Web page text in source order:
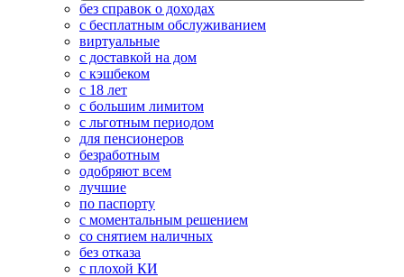
без справок о доходах
с бесплатным обслуживанием
виртуальные
с доставкой на дом
с кэшбеком
с 18 лет
с большим лимитом
с льготным периодом
для пенсионеров
безработным
одобряют всем
лучшие
по паспорту
с моментальным решением
со снятием наличных
без отказа
с плохой КИ